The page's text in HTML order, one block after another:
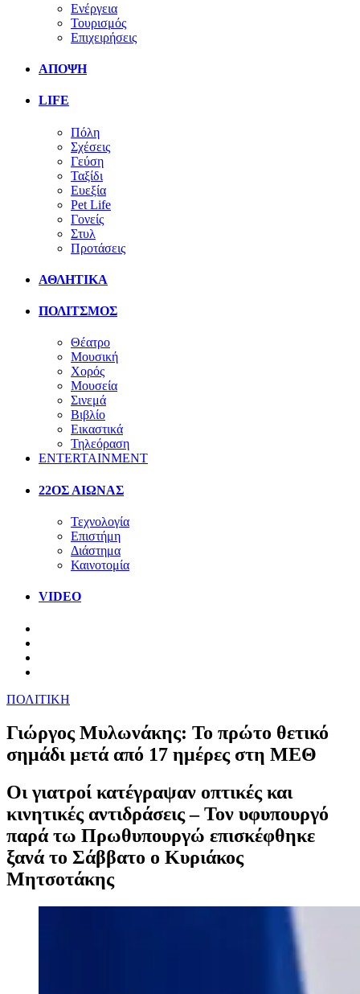
Ενέργεια
Τουρισμός
Επιχειρήσεις
ΑΠΟΨΗ
LIFE
Πόλη
Σχέσεις
Γεύση
Ταξίδι
Ευεξία
Pet Life
Γονείς
Στυλ
Προτάσεις
ΑΘΛΗΤΙΚΑ
ΠΟΛΙΤΣΜΟΣ
Θέατρο
Μουσική
Χορός
Μουσεία
Σινεμά
Βιβλίο
Εικαστικά
Τηλεόραση
ENTERTAINMENT
22ΟΣ ΑΙΩΝΑΣ
Τεχνολογία
Επιστήμη
Διάστημα
Καινοτομία
VIDEO
ΠΟΛΙΤΙΚΗ
Γιώργος Μυλωνάκης: Το πρώτο θετικό
σημάδι μετά από 17 ημέρες στη ΜΕΘ
Οι γιατροί κατέγραψαν οπτικές και
κινητικές αντιδράσεις – Τον υφυπουργό
παρά τω Πρωθυπουργώ επισκέφθηκε
ξανά το Σάββατο ο Κυριάκος
Μητσοτάκης